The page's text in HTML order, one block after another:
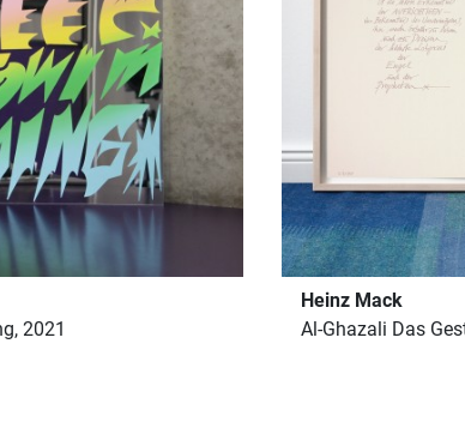
2021
Heinz Mack
Al-Ghazali Das